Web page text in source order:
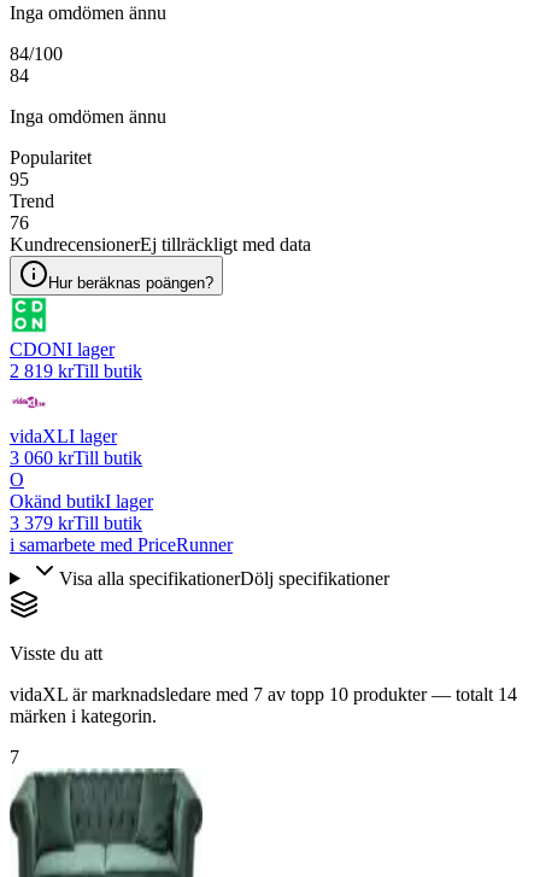
Inga omdömen ännu
84/100
84
Inga omdömen ännu
Popularitet
95
Trend
76
KundrecensionerEj tillräckligt med data
Hur beräknas poängen?
CDONI lager
2 819 krTill butik
vidaXLI lager
3 060 krTill butik
O
Okänd butikI lager
3 379 krTill butik
i samarbete med PriceRunner
Visa alla specifikationerDölj specifikationer
Visste du att
vidaXL är marknadsledare med 7 av topp 10 produkter — totalt 14
märken i kategorin.
7